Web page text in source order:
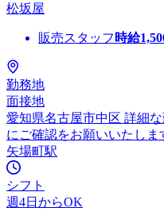
松坂屋
販売スタッフ 時給
勤務地
面接地
愛知県名古屋市中区 詳細
にご確認をお願いいたしま
矢場町駅
シフト
週4日からOK